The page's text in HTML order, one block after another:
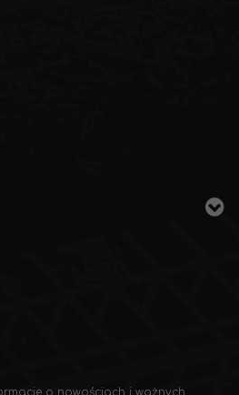
o nowościach i ważnych